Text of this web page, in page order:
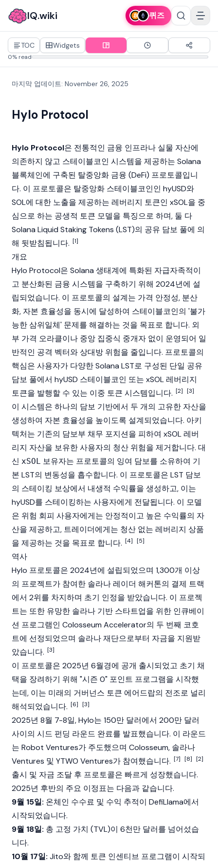
IQ.wiki 퀴즈
TOC Widgets
0% read
마지막 업데이트: November 26, 2025
Hylo Protocol
Hylo Protocol은 전통적인 금융 인프라나 실물 자산에
의존하지 않고 스테이블코인 시스템을 제공하는 Solana
블록체인에 구축된 탈중앙화 금융 (DeFi) 프로토콜입니
다. 이 프로토콜은 탈중앙화 스테이블코인인 hyUSD와
SOL에 대한 노출을 제공하는 레버리지 토큰인 xSOL을 중
심으로 하는 공생적 토큰 모델을 특징으로 하며, 둘 다
Solana Liquid Staking Tokens (LST)의 공유 담보 풀에 의
해 뒷받침됩니다. [1]
개요
Hylo Protocol은 Solana 생태계에 특화된 자급자족적이
고 분산화된 금융 시스템을 구축하기 위해 2024년에 설
립되었습니다. 이 프로토콜의 설계는 가격 안정성, 분산
화, 자본 효율성을 동시에 달성하여 스테이블코인의 '불가
능한 삼위일체' 문제를 해결하는 것을 목표로 합니다. 외
부 가격 오라클이나 중앙 집중식 중개자 없이 운영되어 일
반적인 공격 벡터와상대방 위험을 줄입니다. 프로토콜의
핵심은 사용자가 다양한 Solana LST로 구성된 단일 공유
담보 풀에서 hyUSD 스테이블코인 또는 xSOL 레버리지
토큰을 발행할 수 있는 이중 토큰 시스템입니다. [2] [3]
이 시스템은 하나의 담보 기반에서 두 개의 고유한 자산을
생성하여 자본 효율성을 높이도록 설계되었습니다. 아키
텍처는 기존의 담보부 채무 포지션을 피하여 xSOL 레버
리지 자산을 보유한 사용자의 청산 위험을 제거합니다. 대
신 xSOL 보유자는 프로토콜의 잉여 담보를 소유하여 기
본 LST의 변동성을 흡수합니다. 이 프로토콜은 LST 담보
의 스테이킹 보상에서 내생적 수익률을 생성하고, 이는
hyUSD를 스테이킹하는 사용자에게 전달됩니다. 이 모델
은 위험 회피 사용자에게는 안정적이고 높은 수익률의 자
산을 제공하고, 트레이더에게는 청산 없는 레버리지 상품
을 제공하는 것을 목표로 합니다. [4] [5]
역사
Hylo 프로토콜은 2024년에 설립되었으며 1,300개 이상
의 프로젝트가 참여한 솔라나 레이더 해커톤의 결제 트랙
에서 2위를 차지하며 초기 인정을 받았습니다. 이 프로젝
트는 또한 유망한 솔라나 기반 스타트업을 위한 인큐베이
션 프로그램인 Colosseum Accelerator의 두 번째 코호
트에 선정되었으며 솔라나 재단으로부터 자금을 지원받
았습니다. [3]
이 프로토콜은 2025년 6월경에 공개 출시되었고 초기 채
택을 장려하기 위해 "시즌 0" 포인트 프로그램을 시작했
는데, 이는 미래의 거버넌스 토큰 에어드랍의 전조로 널리
해석되었습니다. [6] [3]
2025년 8월 7-8일, Hylo는 150만 달러에서 200만 달러
사이의 시드 펀딩 라운드 완료를 발표했습니다. 이 라운드
는 Robot Ventures가 주도했으며 Colosseum, 솔라나
Ventures 및 YTWO Ventures가 참여했습니다. [7] [8] [2]
출시 및 자금 조달 후 프로토콜은 빠르게 성장했습니다.
2025년 후반의 주요 이정표는 다음과 같습니다.
9월 15일: 온체인 수수료 및 수익 추적이 DefiLlama에서
시작되었습니다.
9월 18일: 총 고정 가치 (TVL)이 6천만 달러를 넘어섰습
니다.
10월 17일: Jito와 함께 토큰 인센티브 프로그램이 시작되